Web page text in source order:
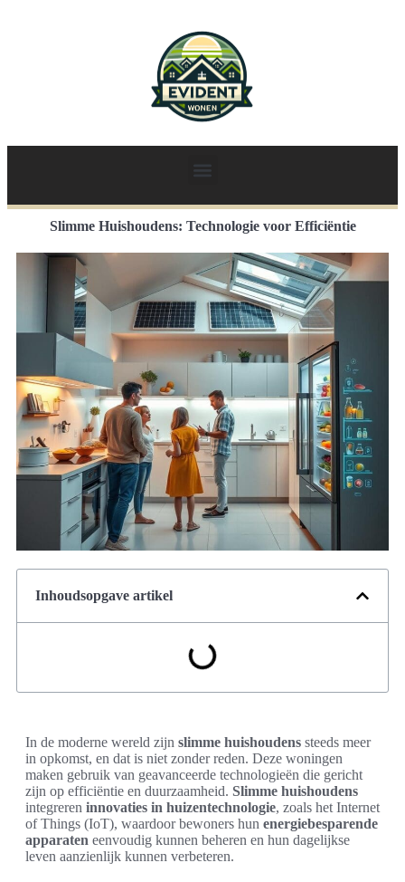
Slimme Huishoudens: Technologie voor Efficiëntie
Inhoudsopgave artikel
In de moderne wereld zijn slimme huishoudens steeds meer
in opkomst, en dat is niet zonder reden. Deze woningen
maken gebruik van geavanceerde technologieën die gericht
zijn op efficiëntie en duurzaamheid. Slimme huishoudens
integreren innovaties in huizentechnologie, zoals het Internet
of Things (IoT), waardoor bewoners hun energiebesparende
apparaten eenvoudig kunnen beheren en hun dagelijkse
leven aanzienlijk kunnen verbeteren.